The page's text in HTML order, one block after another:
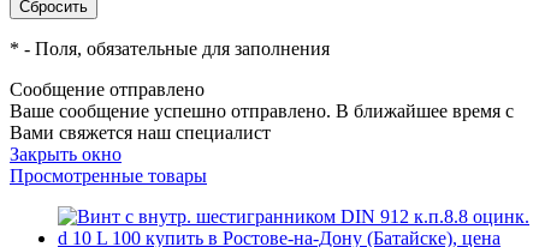
* - Поля, обязательные для заполнения
Сообщение отправлено
Ваше сообщение успешно отправлено. В ближайшее время с
Вами свяжется наш специалист
Закрыть окно
Просмотренные товары